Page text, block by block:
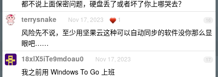
都不说上面保密问题，硬盘丢了或者坏了你上哪哭去？
16
terrysnake Nov 17, 2023 1
风险先不说，至少用坚果云这种可以自动同步的软件没你那么显
眼吧……
17
18xlX5iTe9mdoau0 Nov 17, 2023
我之前用 Windows To Go 上班